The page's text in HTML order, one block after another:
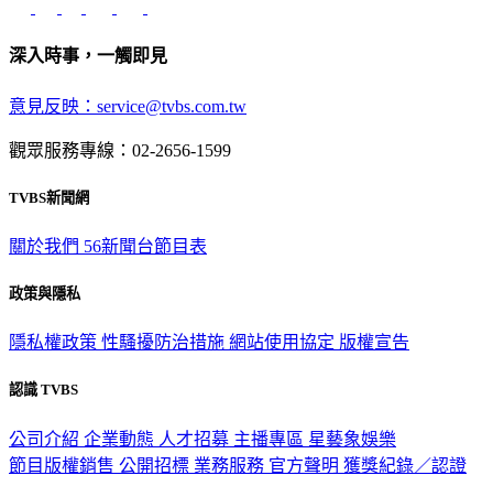
深入時事，一觸即見
意見反映：service@tvbs.com.tw
觀眾服務專線：02-2656-1599
TVBS新聞網
關於我們 56新聞台節目表
政策與隱私
隱私權政策 性騷擾防治措施 網站使用協定 版權宣告
認識 TVBS
公司介紹 企業動態 人才招募 主播專區 星藝象娛樂
節目版權銷售 公開招標 業務服務 官方聲明 獲獎紀錄／認證